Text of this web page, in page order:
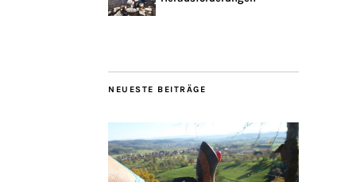
NEUESTE BEITRÄGE